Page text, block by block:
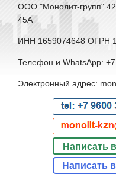
ООО "Монолит-групп"
45А
ИНН 1659074648 ОГРН
Телефон и WhatsApp:
Электронный адрес:
Написать
Написать